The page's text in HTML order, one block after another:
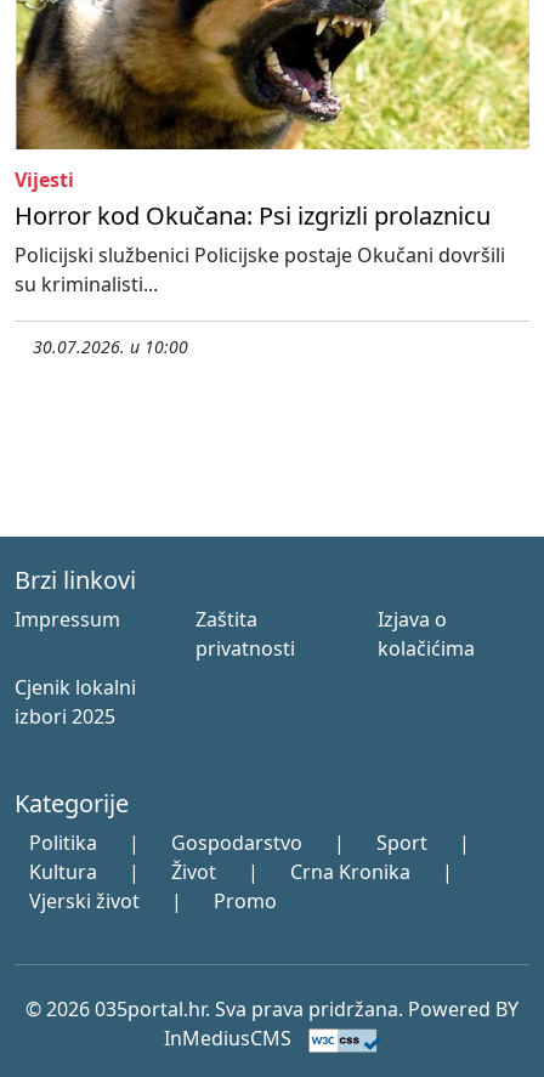
Vijesti
Horror kod Okučana: Psi izgrizli prolaznicu
Policijski službenici Policijske postaje Okučani dovršili
su kriminalisti...
30.07.2026. u 10:00
Brzi linkovi
Impressum
Zaštita
privatnosti
Izjava o
kolačićima
Cjenik lokalni
izbori 2025
Kategorije
Politika | Gospodarstvo | Sport
|
Kultura
| Život | Crna Kronika
|
Vjerski život
| Promo
© 2026 035portal.hr. Sva prava pridržana. Powered BY
InMediusCMS